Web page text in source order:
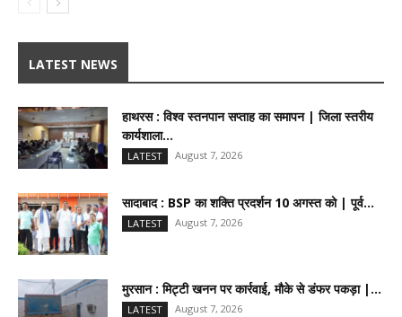
LATEST NEWS
हाथरस : विश्व स्तनपान सप्ताह का समापन | जिला स्तरीय
कार्यशाला...
LATEST August 7, 2026
सादाबाद : BSP का शक्ति प्रदर्शन 10 अगस्त को | पूर्व...
LATEST August 7, 2026
मुरसान : मिट्टी खनन पर कार्रवाई, मौके से डंफर पकड़ा |...
LATEST August 7, 2026